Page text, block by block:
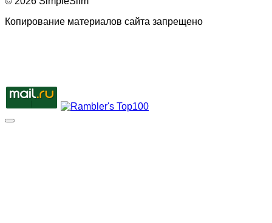
Копирование материалов сайта запрещено